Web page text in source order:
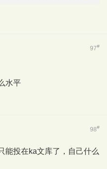
97#
水平
98#
能投在ka文库了，自己什么